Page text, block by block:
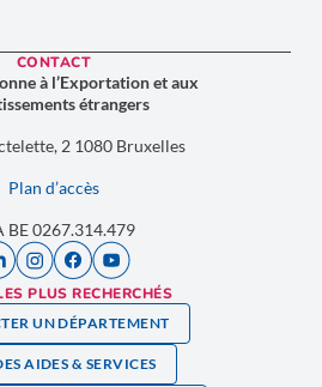
CONTACT
à l’Exportation et aux
étrangers
2 1080 Bruxelles
Plan d’accès
BE 0267.314.479
PLUS RECHERCHÉS
UN DÉPARTEMENT
AIDES & SERVICES